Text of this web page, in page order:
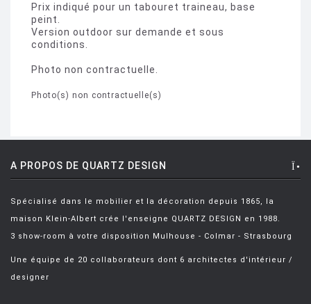
Prix indiqué pour un tabouret traineau, base
peint.
Version outdoor sur demande et sous
conditions.
Photo non contractuelle.
Photo(s) non contractuelle(s)
A PROPOS DE QUARTZ DESIGN
Spécialisé dans le mobilier et la décoration depuis 1865, la
maison Klein-Albert crée l'enseigne QUARTZ DESIGN en 1988.
3 show-room à votre disposition Mulhouse - Colmar - Strasbourg
Une équipe de 20 collaborateurs dont 6 architectes d'intérieur /
designer